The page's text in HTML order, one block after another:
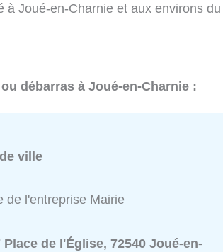
à Joué-en-Charnie et aux environs du
débarras à Joué-en-Charnie :
ville
de l'entreprise Mairie
Place de l'Église, 72540 Joué-en-